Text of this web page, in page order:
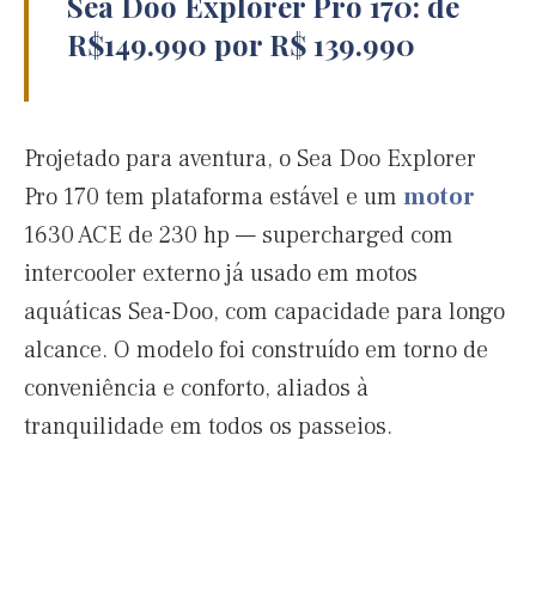
R$149.990 por R$ 139.990
Projetado para aventura, o Sea Doo Explorer
Pro 170 tem plataforma estável e um motor
1630 ACE de 230 hp — supercharged com
intercooler externo já usado em motos
aquáticas Sea-Doo, com capacidade para longo
alcance. O modelo foi construído em torno de
conveniência e conforto, aliados à
tranquilidade em todos os passeios.